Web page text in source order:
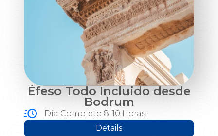
Éfeso Todo Incluido desde
Bodrum
Día Completo 8-10 Horas
Details